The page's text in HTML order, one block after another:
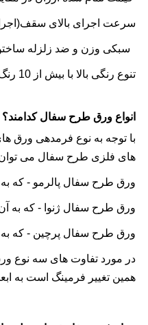
سرعت اجرای بالای سقف(اجرای پوشش یک سقف ویلایی
سبکی وزن و ضد زلزله
تنوع رنگی بالا با بیش از 10 رنگ جذاب
انواع ورق طرح سفال کدامند؟
با توجه به نوع فرمدهی ورق
های فلزی طرح سفال می توان
ورق طرح سفال پالرمو - که
ورق طرح سفال ژنوا - که به
ورق طرح سفال پرچین - که به
در مورد تفاوت های سه نوع
همین تغییر فرمینگ است به